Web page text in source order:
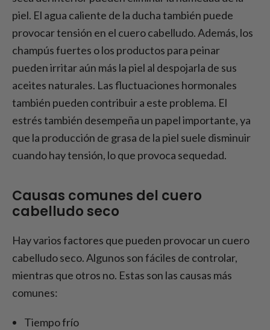
piel. El agua caliente de la ducha también puede
provocar tensión en el cuero cabelludo. Además, los
champús fuertes o los productos para peinar
pueden irritar aún más la piel al despojarla de sus
aceites naturales. Las fluctuaciones hormonales
también pueden contribuir a este problema. El
estrés también desempeña un papel importante, ya
que la producción de grasa de la piel suele disminuir
cuando hay tensión, lo que provoca sequedad.
Causas comunes del cuero
cabelludo seco
Hay varios factores que pueden provocar un cuero
cabelludo seco. Algunos son fáciles de controlar,
mientras que otros no. Estas son las causas más
comunes:
Tiempo frío